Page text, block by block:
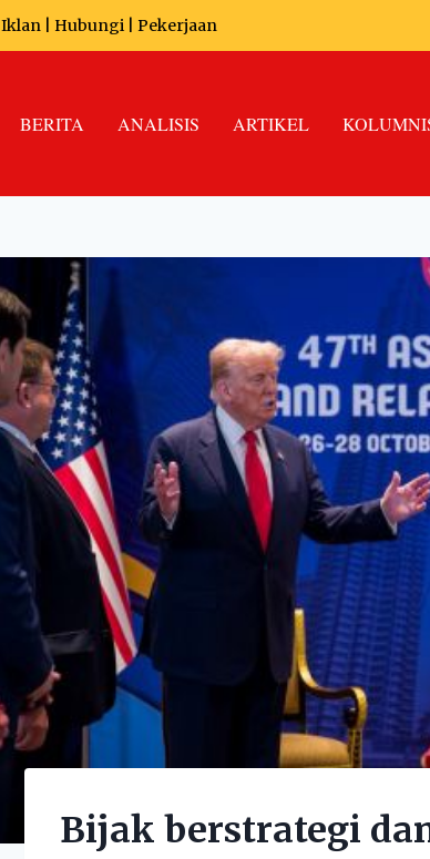
Iklan Hubungi Pekerjaan
BERITA ANALISIS ARTIKEL
Bijak berstrategi